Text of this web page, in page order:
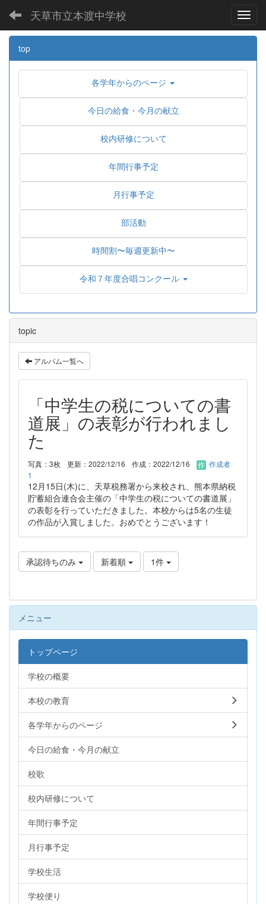
天草市立本渡中学校
top
各学年からのページ
今日の給食・今月の献立
校内研修について
年間行事予定
月行事予定
部活動
時間割〜毎週更新中〜
令和７年度合唱コンクール
topic
アルバム一覧へ
「中学生の税についての書
道展」の表彰が行われまし
た
写真：3枚 更新：2022/12/16 作成：2022/12/16
作成者
1
12月15日(木)に、天草税務署から来校され、熊本県納税
貯蓄組合連合会主催の「中学生の税についての書道展」
の表彰を行っていただきました。本校からは5名の生徒
の作品が入賞しました。おめでとうございます！
承認待ちのみ 新着順 1件
メニュー
トップページ
学校の概要
本校の教育
各学年からのページ
今日の給食・今月の献立
校歌
校内研修について
年間行事予定
月行事予定
学校生活
学校便り